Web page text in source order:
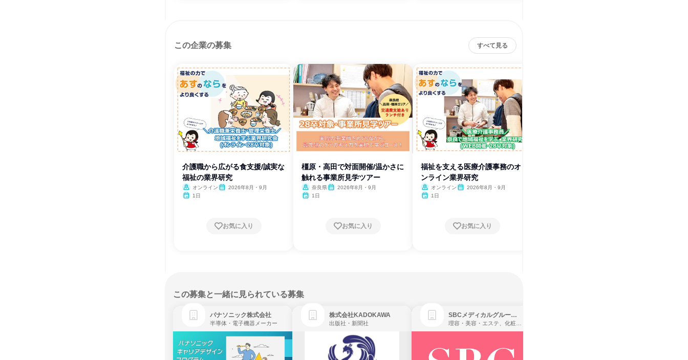
この企業の募集 すべて見る
介護職から広がる食支援/誠実な
福祉の業界研究
オンライン
2026年8月・9月
1日
お気に入り
橿原・高田で対面開催/温かさに
触れる事業所見学ツアー
奈良県
2026年8月・9月
1日
お気に入り
福祉を支える医療介護事務のオ
ンライン業界研究
オンライン
2026年8月・9月
1日
お気に入り
この募集と一緒に見られている募集
パナソニック株式会社
半導体・電子機器メーカー
株式会社KADOKAWA
出版社・新聞社
SBCメディカルグループ株式会社